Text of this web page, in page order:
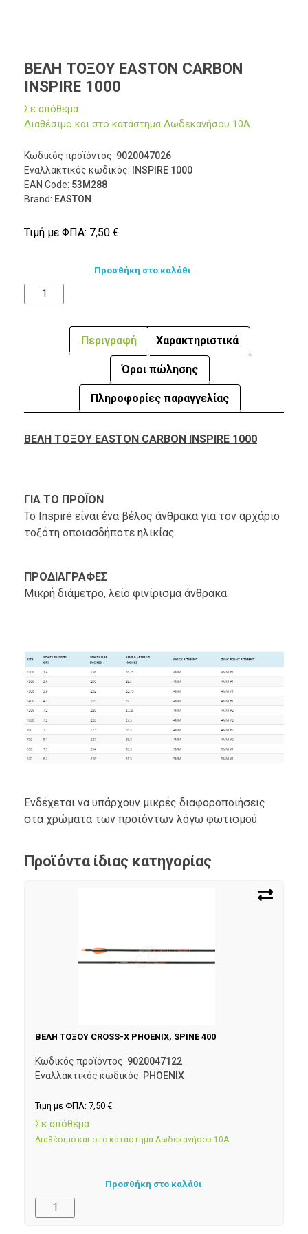
ΒΕΛΗ ΤΟΞΟΥ EASTON CARBON
INSPIRE 1000
Σε απόθεμα
Διαθέσιμο και στο κατάστημα Δωδεκανήσου 10Α
Κωδικός προϊόντος: 9020047026
Εναλλακτικός κωδικός:
INSPIRE 1000
EAN Code: 53Μ288
Brand: EASTON
Τιμή με ΦΠΑ: 7,50 €
Προσθήκη στο καλάθι
Περιγραφή Χαρακτηριστικά
Όροι πώλησης
Πληροφορίες παραγγελίας
ΒΕΛΗ ΤΟΞΟΥ EASTON CARBON INSPIRE 1000
ΓΙΑ ΤΟ ΠΡΟΪΟΝ
Το Inspiré είναι ένα βέλος άνθρακα για τον αρχάριο
τοξότη οποιασδήποτε ηλικίας.
ΠΡΟΔΙΑΓΡΑΦΕΣ
Μικρή διάμετρο, λείο φινίρισμα άνθρακα
Ενδέχεται να υπάρχουν μικρές διαφοροποιήσεις
στα χρώματα των προϊόντων λόγω φωτισμού.
Προϊόντα ίδιας κατηγορίας
ΒΕΛΗ ΤΟΞΟΥ CROSS-X PHOENIX, SPINE 400
Κωδικός προϊόντος: 9020047122
Εναλλακτικός κωδικός: PHOENIX
Τιμή με ΦΠΑ: 7,50 €
Σε απόθεμα
Διαθέσιμο και στο κατάστημα Δωδεκανήσου 10Α
Προσθήκη στο καλάθι